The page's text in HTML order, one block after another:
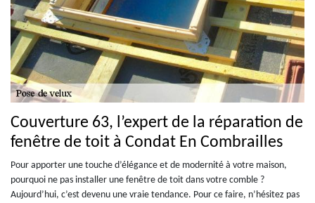
Couverture 63, l’expert de la réparation de
fenêtre de toit à Condat En Combrailles
Pour apporter une touche d’élégance et de modernité à votre maison,
pourquoi ne pas installer une fenêtre de toit dans votre comble ?
Aujourd’hui, c’est devenu une vraie tendance. Pour ce faire, n’hésitez pas